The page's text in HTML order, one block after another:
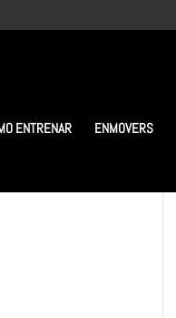
ENTRENAR ENMOVERS